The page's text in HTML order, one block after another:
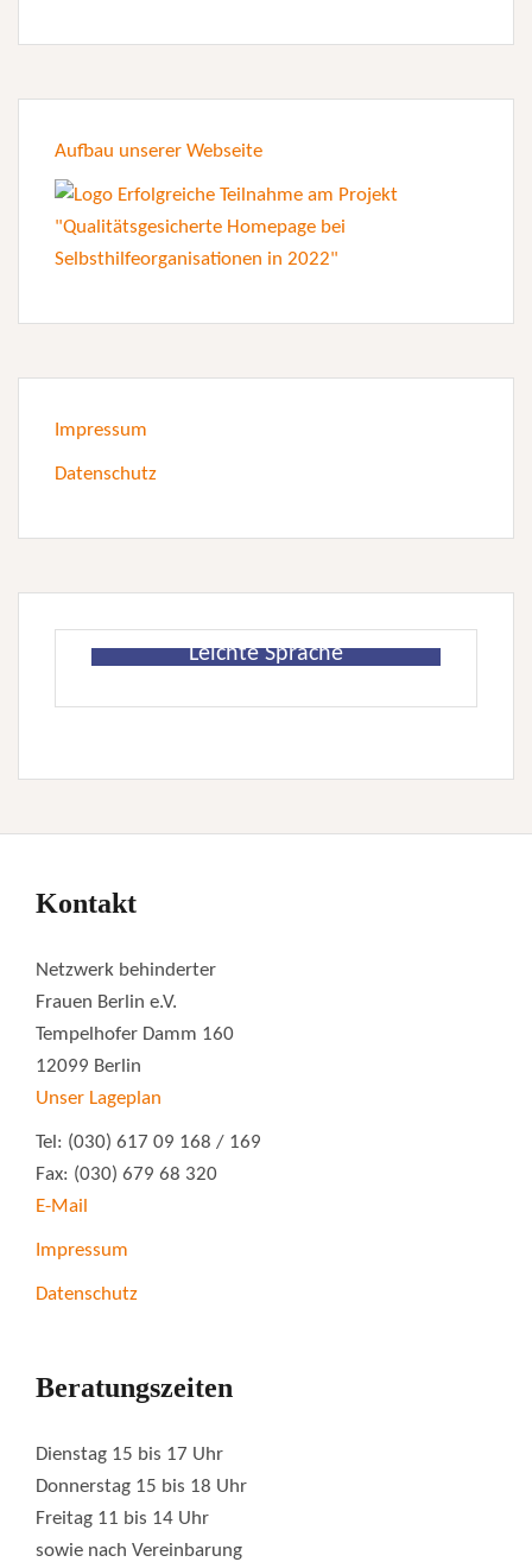
Aufbau unserer Webseite
Impressum
Datenschutz
Leichte Sprache
Kontakt
Netzwerk behinderter
Frauen Berlin e.V.
Tempelhofer Damm 160
12099 Berlin
Unser Lageplan
Tel: (030) 617 09 168 / 169
Fax: (030) 679 68 320
E-Mail
Impressum
Datenschutz
Beratungszeiten
Dienstag 15 bis 17 Uhr
Donnerstag 15 bis 18 Uhr
Freitag 11 bis 14 Uhr
sowie nach Vereinbarung